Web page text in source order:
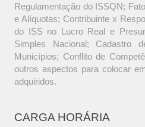
Regulamentação do ISSQN;
e Alíquotas; Contribuinte x
do ISS no Lucro Real e
Simples Nacional; Cadastro
Municípios; Conflito de
outros aspectos para colocar
adquiridos.
CARGA HORÁRIA